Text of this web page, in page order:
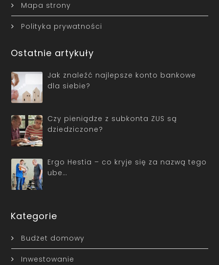
Mapa strony
Polityka prywatności
Ostatnie artykuły
Jak znaleźć najlepsze konto bankowe
dla siebie?
Czy pieniądze z subkonta ZUS są
dziedziczone?
Ergo Hestia – co kryje się za nazwą tego
ube…
Kategorie
Budżet domowy
Inwestowanie